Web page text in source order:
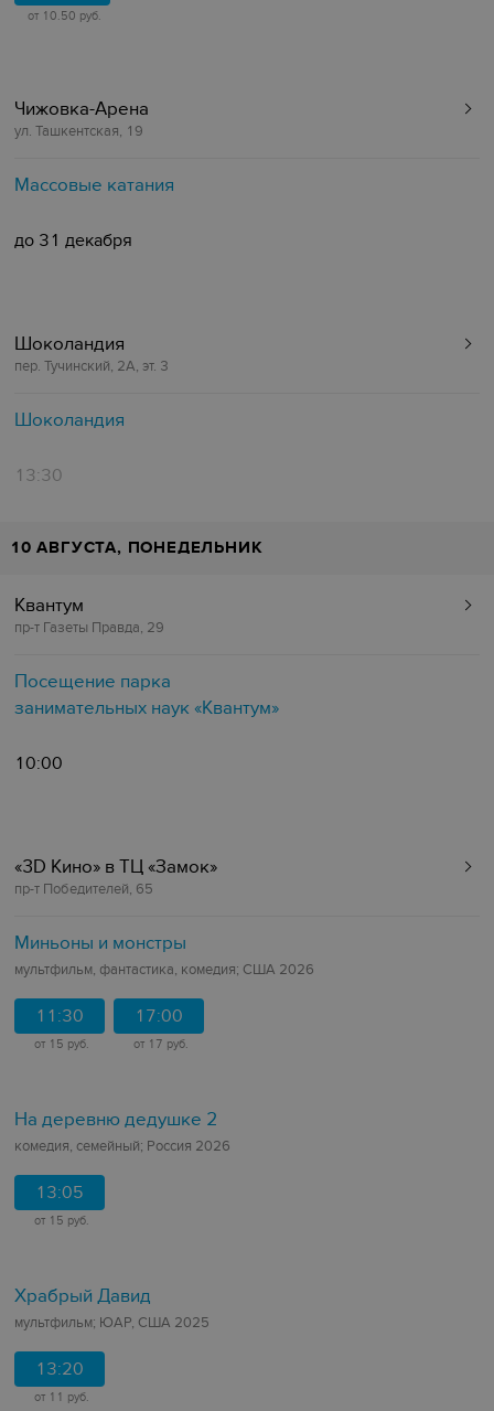
от 10.50 руб.
Чижовка-Арена
ул. Ташкентская, 19
Массовые катания
до 31 декабря
Шоколандия
пер. Тучинский, 2А, эт. 3
Шоколандия
13:30
10 АВГУСТА, ПОНЕДЕЛЬНИК
Квантум
пр-т Газеты Правда, 29
Посещение парка
занимательных наук «Квантум»
10:00
«3D Кино»‎ в ТЦ «‎Замок»
пр-т Победителей, 65
Миньоны и монстры
мультфильм, фантастика, комедия; США 2026
11:30
от 15 руб.
17:00
от 17 руб.
На деревню дедушке 2
комедия, семейный; Россия 2026
13:05
от 15 руб.
Храбрый Давид
мультфильм; ЮАР, США 2025
13:20
от 11 руб.